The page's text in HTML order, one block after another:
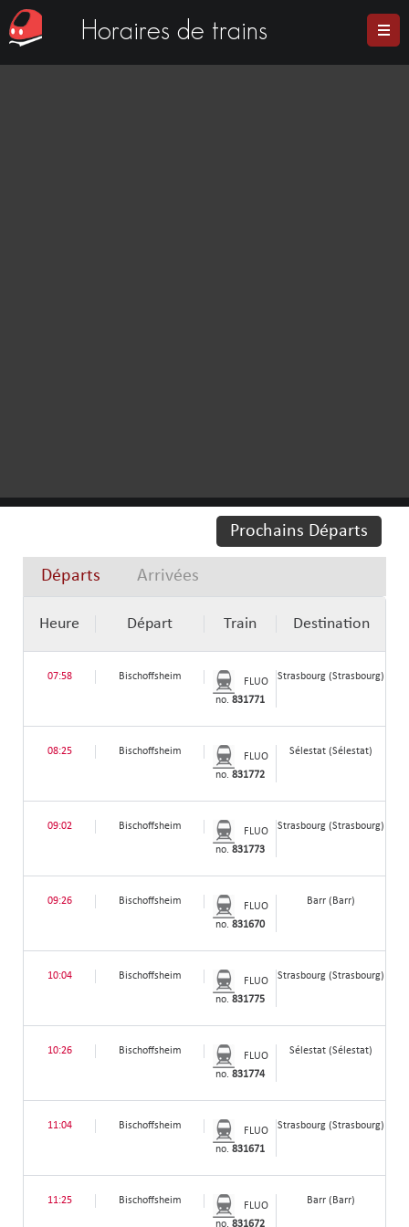
Horaires de trains
Prochains Départs
Départs Arrivées
Heure Départ Train Destination
07:58 Bischoffsheim
FLUO
no.831771
Strasbourg (Strasbourg)
08:25 Bischoffsheim
FLUO
no.831772
Sélestat (Sélestat)
09:02 Bischoffsheim
FLUO
no.831773
Strasbourg (Strasbourg)
09:26 Bischoffsheim
FLUO
no.831670
Barr (Barr)
10:04 Bischoffsheim
FLUO
no.831775
Strasbourg (Strasbourg)
10:26 Bischoffsheim
FLUO
no.831774
Sélestat (Sélestat)
11:04 Bischoffsheim
FLUO
no.831671
Strasbourg (Strasbourg)
11:25 Bischoffsheim
FLUO
no.831672
Barr (Barr)